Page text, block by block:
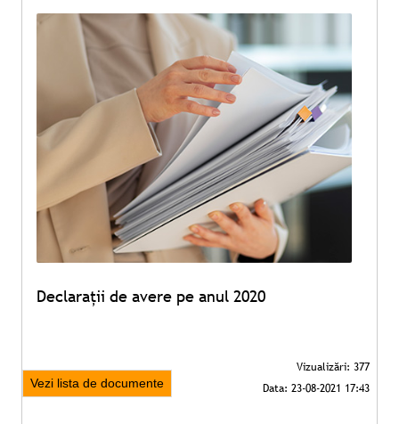
Declarații de avere pe anul 2020
Vezi lista de documente